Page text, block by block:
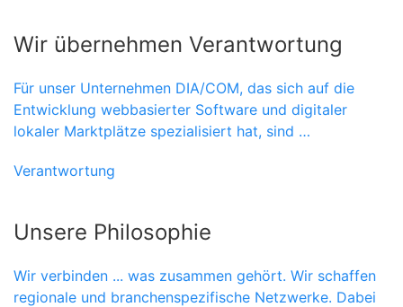
Wir übernehmen Verantwortung
Für unser Unternehmen DIA/COM, das sich auf die
Entwicklung webbasierter Software und digitaler
lokaler Marktplätze spezialisiert hat, sind …
Verantwortung
Unsere Philosophie
Wir verbinden ... was zusammen gehört. Wir schaffen
regionale und branchenspezifische Netzwerke. Dabei